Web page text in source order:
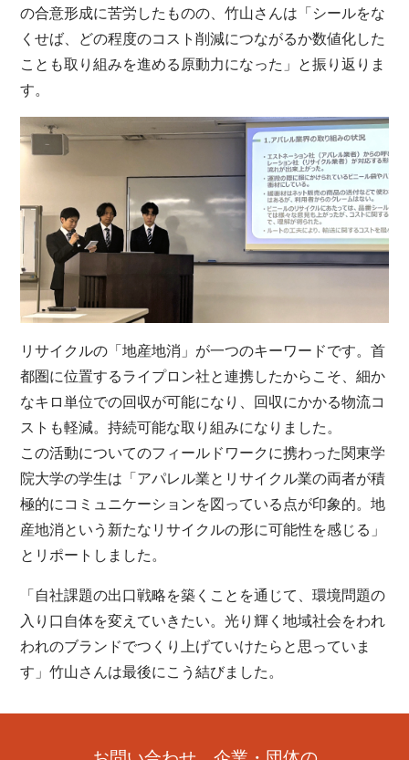
の合意形成に苦労したものの、竹山さんは「シールをな
くせば、どの程度のコスト削減につながるか数値化した
ことも取り組みを進める原動力になった」と振り返りま
す。
リサイクルの「地産地消」が一つのキーワードです。首
都圏に位置するライプロン社と連携したからこそ、細か
なキロ単位での回収が可能になり、回収にかかる物流コ
ストも軽減。持続可能な取り組みになりました。
この活動についてのフィールドワークに携わった関東学
院大学の学生は「アパレル業とリサイクル業の両者が積
極的にコミュニケーションを図っている点が印象的。地
産地消という新たなリサイクルの形に可能性を感じる」
とリポートしました。
「自社課題の出口戦略を築くことを通じて、環境問題の
入り口自体を変えていきたい。光り輝く地域社会をわれ
われのブランドでつくり上げていけたらと思っていま
す」竹山さんは最後にこう結びました。